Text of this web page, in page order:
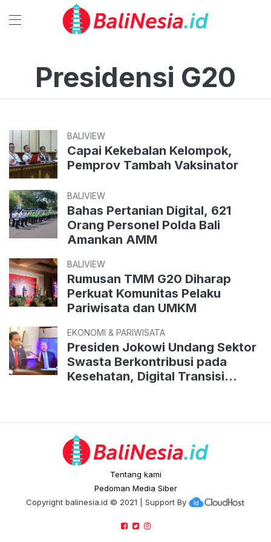
Presidensi G20
BALIVIEW
Capai Kekebalan Kelompok,
Pemprov Tambah Vaksinator
BALIVIEW
Bahas Pertanian Digital, 621
Orang Personel Polda Bali
Amankan AMM
BALIVIEW
Rumusan TMM G20 Diharap
Perkuat Komunitas Pelaku
Pariwisata dan UMKM
EKONOMI & PARIWISATA
Presiden Jokowi Undang Sektor
Swasta Berkontribusi pada
Kesehatan, Digital Transisi
Tentang kami
Pedoman Media Siber
Copyright balinesia.id © 2021 | Support By